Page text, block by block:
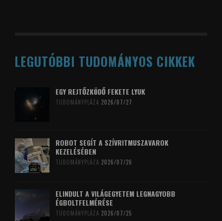
LEGUTÓBBI TUDOMÁNYOS CIKKEK
EGY REJTŐZKÖDŐ FEKETE LYUK
TUDOMÁNYPLÁZA 2026/07/27
ROBOT SEGÍT A SZÍVRITMUSZAVAROK
KEZELÉSÉBEN
TUDOMÁNYPLÁZA 2026/07/26
ELINDULT A VILÁGEGYETEM LEGNAGYOBB
ÉGBOLTFELMÉRÉSE
TUDOMÁNYPLÁZA 2026/07/25